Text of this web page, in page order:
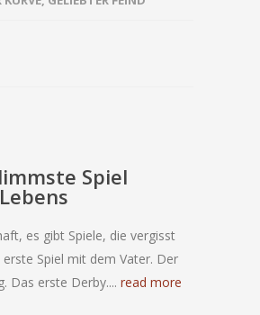
Spiel
es gibt Spiele, die vergisst
Spiel mit dem Vater. Der
Das erste Derby.... read more